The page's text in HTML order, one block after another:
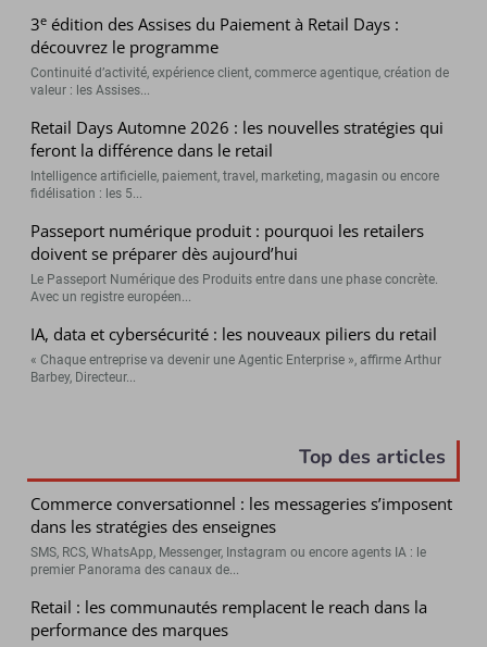
3e édition des Assises du Paiement à Retail Days :
découvrez le programme
Continuité d’activité, expérience client, commerce agentique, création de
valeur : les Assises...
Retail Days Automne 2026 : les nouvelles stratégies qui
feront la différence dans le retail
Intelligence artificielle, paiement, travel, marketing, magasin ou encore
fidélisation : les 5...
Passeport numérique produit : pourquoi les retailers
doivent se préparer dès aujourd’hui
Le Passeport Numérique des Produits entre dans une phase concrète.
Avec un registre européen...
IA, data et cybersécurité : les nouveaux piliers du retail
« Chaque entreprise va devenir une Agentic Enterprise », affirme Arthur
Barbey, Directeur...
Top des articles
Commerce conversationnel : les messageries s’imposent
dans les stratégies des enseignes
SMS, RCS, WhatsApp, Messenger, Instagram ou encore agents IA : le
premier Panorama des canaux de...
Retail : les communautés remplacent le reach dans la
performance des marques